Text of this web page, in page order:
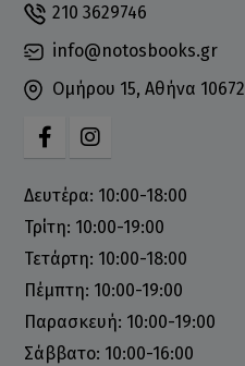
210 3629746
info@notosbooks.gr
Ομήρου 15, Αθήνα 10672
Δευτέρα: 10:00-18:00
Τρίτη: 10:00-19:00
Τετάρτη: 10:00-18:00
Πέμπτη: 10:00-19:00
Παρασκευή: 10:00-19:00
Σάββατο: 10:00-16:00